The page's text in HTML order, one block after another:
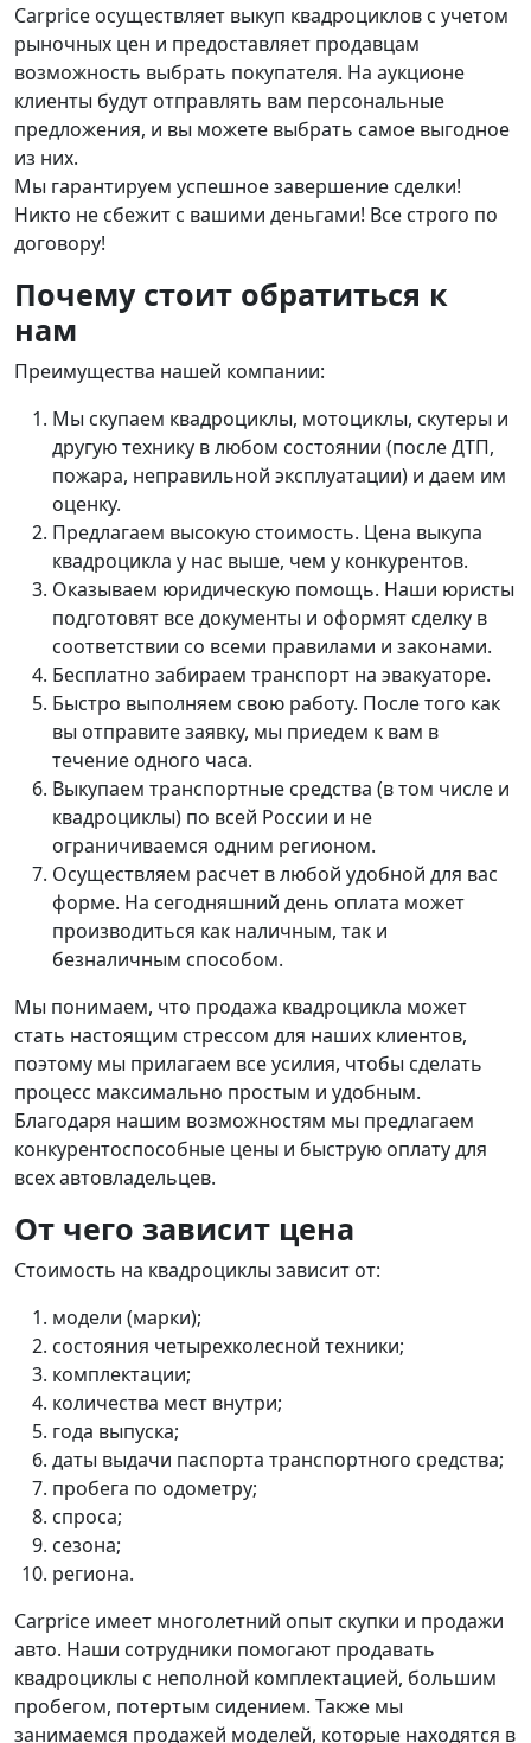
Carprice осуществляет выкуп квадроциклов с учетом
рыночных цен и предоставляет продавцам
возможность выбрать покупателя. На аукционе
клиенты будут отправлять вам персональные
предложения, и вы можете выбрать самое выгодное
из них.
Мы гарантируем успешное завершение сделки!
Никто не сбежит с вашими деньгами! Все строго по
договору!
Почему стоит обратиться к
нам
Преимущества нашей компании:
Мы скупаем квадроциклы, мотоциклы, скутеры и
другую технику в любом состоянии (после ДТП,
пожара, неправильной эксплуатации) и даем им
оценку.
Предлагаем высокую стоимость. Цена выкупа
квадроцикла у нас выше, чем у конкурентов.
Оказываем юридическую помощь. Наши юристы
подготовят все документы и оформят сделку в
соответствии со всеми правилами и законами.
Бесплатно забираем транспорт на эвакуаторе.
Быстро выполняем свою работу. После того как
вы отправите заявку, мы приедем к вам в
течение одного часа.
Выкупаем транспортные средства (в том числе и
квадроциклы) по всей России и не
ограничиваемся одним регионом.
Осуществляем расчет в любой удобной для вас
форме. На сегодняшний день оплата может
производиться как наличным, так и
безналичным способом.
Мы понимаем, что продажа квадроцикла может
стать настоящим стрессом для наших клиентов,
поэтому мы прилагаем все усилия, чтобы сделать
процесс максимально простым и удобным.
Благодаря нашим возможностям мы предлагаем
конкурентоспособные цены и быструю оплату для
всех автовладельцев.
От чего зависит цена
Стоимость на квадроциклы зависит от:
модели (марки);
состояния четырехколесной техники;
комплектации;
количества мест внутри;
года выпуска;
даты выдачи паспорта транспортного средства;
пробега по одометру;
спроса;
сезона;
региона.
Carprice имеет многолетний опыт скупки и продажи
авто. Наши сотрудники помогают продавать
квадроциклы с неполной комплектацией, большим
пробегом, потертым сидением. Также мы
занимаемся продажей моделей, которые находятся в